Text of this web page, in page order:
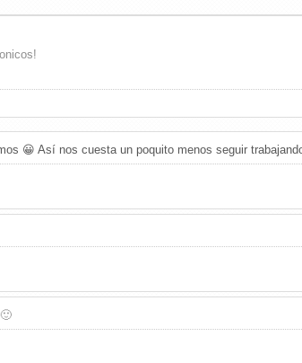
😀 Así nos cuesta un poquito menos seguir